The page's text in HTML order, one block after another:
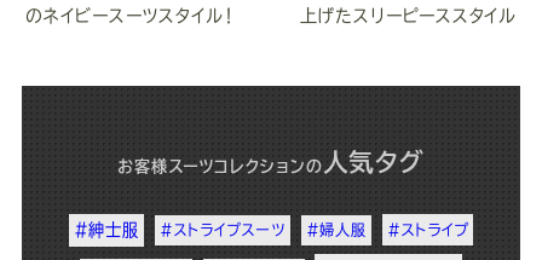
のネイビースーツスタイル！
上げたスリーピーススタイル
お客様スーツコレクションの 人気タグ
#紳士服 #ストライプスーツ #婦人服 #ストライプ